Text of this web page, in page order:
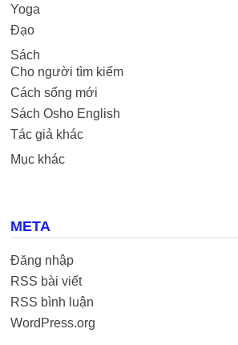
Yoga
Đạo
Sách
Cho người tìm kiếm
Cách sống mới
Sách Osho English
Tác giả khác
Mục khác
META
Đăng nhập
RSS bài viết
RSS bình luận
WordPress.org